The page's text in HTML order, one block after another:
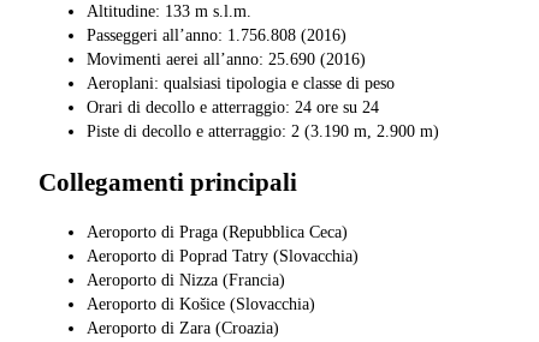
Altitudine: 133 m s.l.m.
Passeggeri all’anno: 1.756.808 (2016)
Movimenti aerei all’anno: 25.690 (2016)
Aeroplani: qualsiasi tipologia e classe di peso
Orari di decollo e atterraggio: 24 ore su 24
Piste di decollo e atterraggio: 2 (3.190 m, 2.900 m)
Collegamenti principali
Aeroporto di Praga (Repubblica Ceca)
Aeroporto di Poprad Tatry (Slovacchia)
Aeroporto di Nizza (Francia)
Aeroporto di Košice (Slovacchia)
Aeroporto di Zara (Croazia)